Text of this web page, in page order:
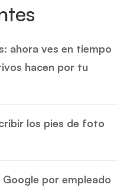
es:
ahora ves en tiempo
hacen por tu
los pies de foto
por empleado